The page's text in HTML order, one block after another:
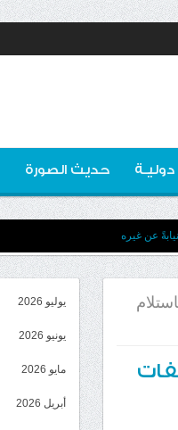
دوليـة حديث الصورة
عن غيره
يوليو 2026
يونيو 2026
مايو 2026
أبريل 2026